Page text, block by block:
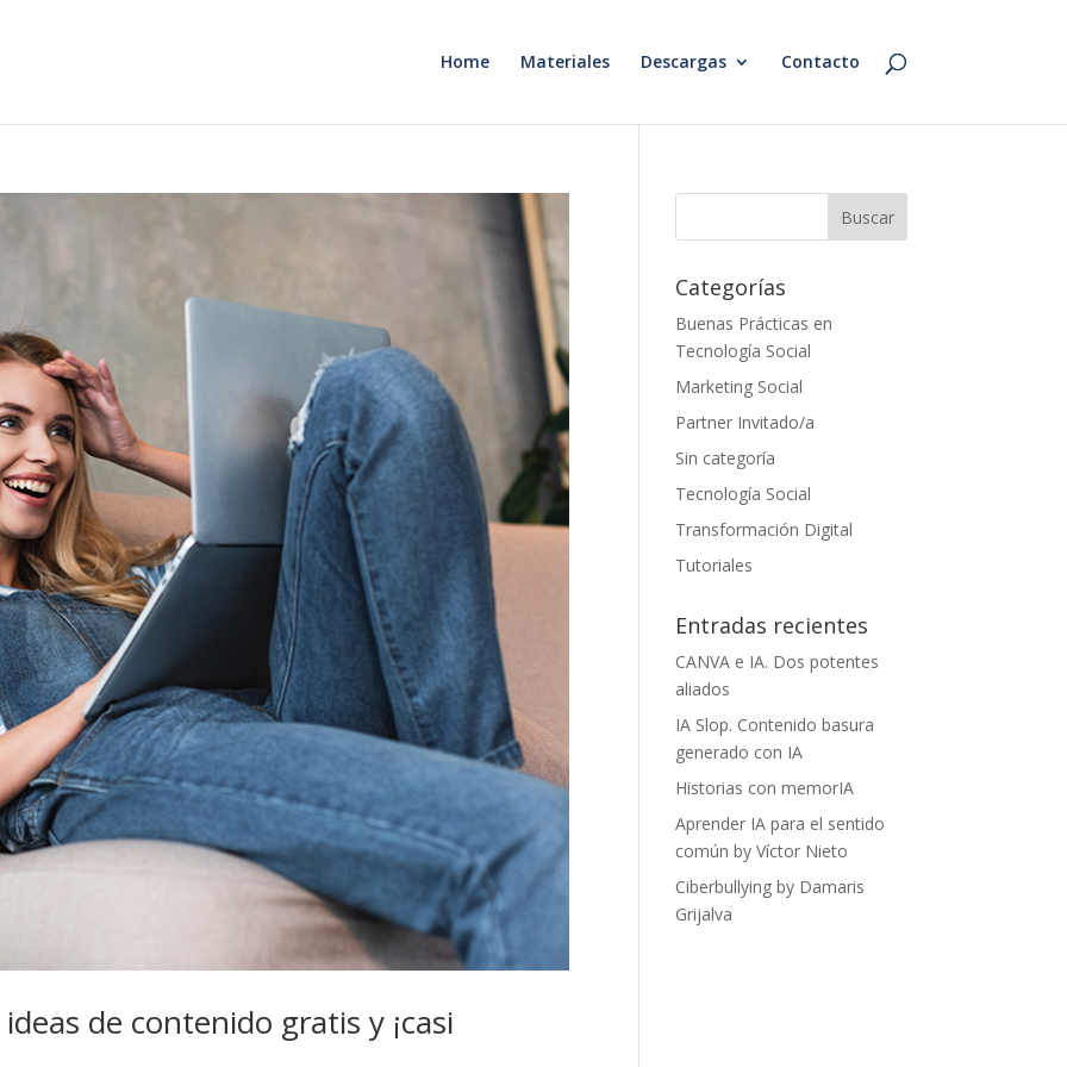
Home Materiales Descargas Contacto
de contenido gratis y ¡casi
Categorías
Buenas Prácticas en
Tecnología Social
Marketing Social
Partner Invitado/a
Sin categoría
Tecnología Social
Transformación Digital
Tutoriales
Entradas recientes
CANVA e IA. Dos potentes
aliados
IA Slop. Contenido basura
generado con IA
Historias con memorIA
Aprender IA para el sentido
común by Víctor Nieto
Ciberbullying by Damaris
Grijalva